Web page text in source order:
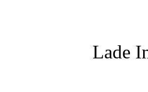
Lade